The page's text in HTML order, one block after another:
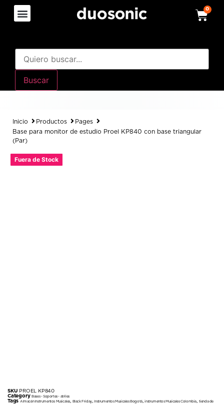
0
Buscar
Inicio Productos
Pages
Base para monitor de estudio Proel KP840 con base triangular
(Par)
Fuera de Stock
SKU PROEL KP840
Category Bases - Soportes - atriles
Tags Almacén Instrumentos Musicales Black Friday,Instrumentos Musicales Bogotá,instrumentos Musicales Colombia
tienda de